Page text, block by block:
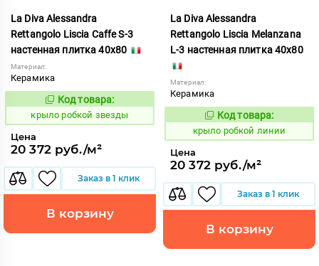
La Diva Alessandra
Rettangolo Liscia Caffe S-3
настенная плитка 40x80
Материал:
Керамика
837904
Код товара:
крыло робкой звезды
Цена
20 372 руб./м²
Заказ в 1 клик
В корзину
La Diva Alessandra
Rettangolo Liscia Melanzana
L-3 настенная плитка 40x80
Материал:
Керамика
837919
Код товара:
крыло робкой линии
Цена
20 372 руб./м²
Заказ в 1 клик
В корзину